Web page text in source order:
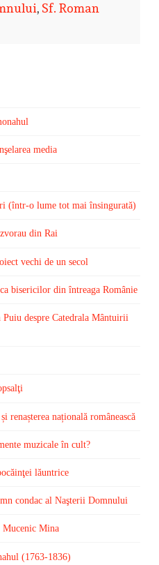
, Sf. Roman
media
(într-o lume tot mai însingurată)
din Rai
vechi de un secol
bisericilor din întreaga Românie
despre Catedrala Mântuirii
renașterea națională românească
muzicale în cult?
lăuntrice
condac al Naşterii Domnului
Mina
(1763-1836)